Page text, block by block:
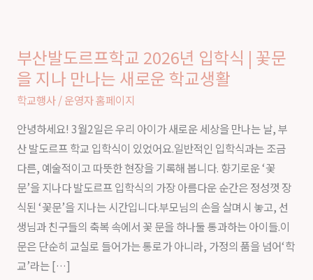
부산발도르프학교 2026년 입학식 | 꽃문
을 지나 만나는 새로운 학교생활
학교행사/운영자 홈페이지
안녕하세요! 3월2일은 우리 아이가 새로운 세상을 만나는 날, 부
산 발도르프 학교 입학식이 있었어요.일반적인 입학식과는 조금
다른, 예술적이고 따뜻한 현장을 기록해 봅니다. 향기로운 ‘꽃
문’을 지나다 발도르프 입학식의 가장 아름다운 순간은 정성껏 장
식된 ‘꽃문’을 지나는 시간입니다.부모님의 손을 살며시 놓고, 선
생님과 친구들의 축복 속에서 꽃 문을 하나둘 통과하는 아이들.이
문은 단순히 교실로 들어가는 통로가 아니라, 가정의 품을 넘어‘학
교’라는 […]
부
산
발
르
프
학
교
2026
년
입
학